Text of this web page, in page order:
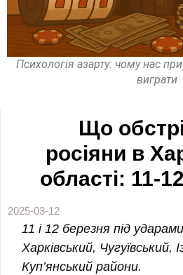
Психологія азарту: чому нас
виграти
Що
росіяни в
області: 11-
2025-03-12
11 і 12 березня під
Харківський, Чугуївський,
Куп’янський райони.